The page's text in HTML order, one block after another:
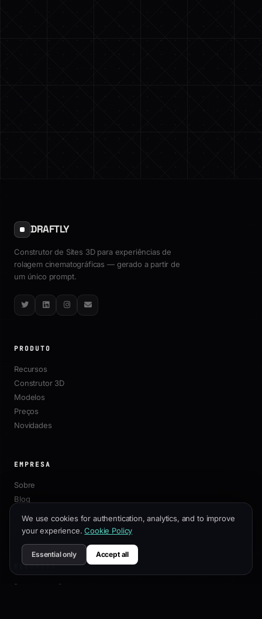
DRAFTLY
Construtor de Sites 3D para experiências de
rolagem cinematográficas — gerado a partir de
um único prompt.
TwitterLinkedInInstagram
Email
PRODUTO
Recursos
Construtor 3D
Modelos
Preços
Novidades
EMPRESA
Sobre
Blog
Contato
RECURSOS
Documentação
We use cookies for authentication, analytics, and to improve
your experience. Cookie Policy
Essential only Accept all